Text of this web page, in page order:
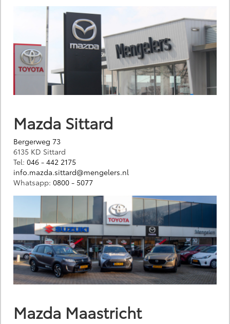
Mazda Sittard
Bergerweg 73
6135 KD Sittard
Tel: 046 - 442 2175
info.mazda.sittard@mengelers.nl
Whatsapp: 0800 - 5077
Mazda Maastricht